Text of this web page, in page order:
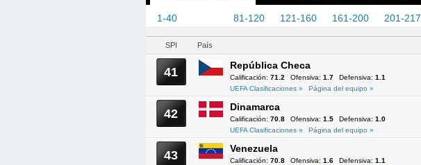
1-40 81-120 121-160 161-200 201-217
SPI
País
41 República Checa
Calificación: 71.2 Ofensiva: 1.7 Defensiva: 1.1
UEFA Clasificaciones »
Página del equipo »
42 Dinamarca
Calificación: 70.8 Ofensiva: 1.5 Defensiva: 1.0
UEFA Clasificaciones »
Página del equipo »
43 Venezuela
Calificación: 70.8 Ofensiva: 1.6 Defensiva: 1.1